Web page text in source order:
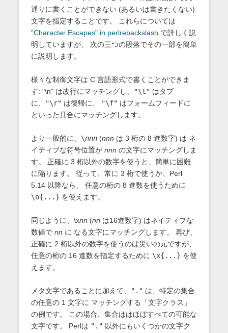
通りに書くことができない (あるいは書きたくない)
文字を指定することです。 これらについては
"Character Escapes" in perlrebackslash で詳しく説
明していますが、 次の三つの段落でその一部を簡単
に説明します。
様々な制御文字は C 言語形式で書くことができま
す: "\n" は改行にマッチングし、
"\t" はタブ
に、
"\r" は復帰に、 "\f" はフォームフィードに
といった具合にマッチングします。
より一般的に、 \nnn(nnn は 3 桁の 8 進数字) は ネ
イティブな符号位置が nnn の文字にマッチングしま
す。 正確に 3 桁以外の数字を使うと、簡単に困難
に陥ります。 従って、常に 3 桁で使うか、Perl
5.14 以降なら、 任意の桁の 8 進数を使うために
\o{...} を使えます。
同じように、\xnn (nn は16進数字) はネイティブな
数値で nn に なる文字にマッチングします。 再び、
正確に 2 桁以外の数字を使うのは災いの元ですが、
任意の桁の 16 進数を指定するために \x{...} を使
えます。
メタ文字であることに加えて、 "." は、特定の集合
の任意の 1 文字に マッチングする「文字クラス」
の例です。 この場合、集合ははほぼすべての可能な
文字です。 Perlは "." 以外にもいくつかの文字ク